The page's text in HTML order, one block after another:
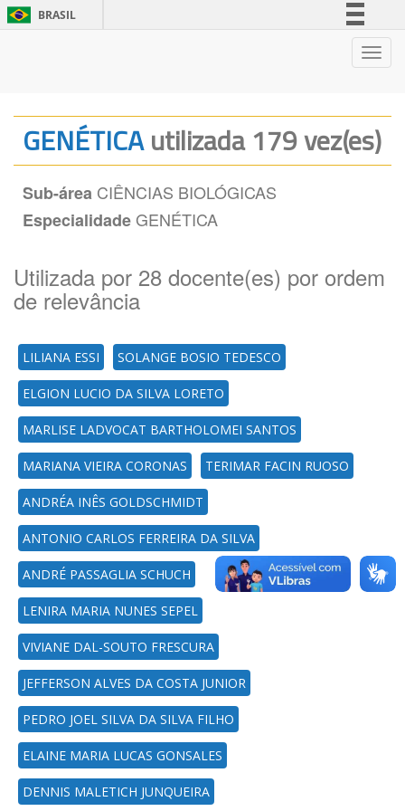
BRASIL
Legislação
GENÉTICAutilizada 179 vez(es)
Sub-área CIÊNCIAS BIOLÓGICAS
EspecialidadeGENÉTICA
Utilizada por 28 docente(es) por ordem
de relevância
LILIANA ESSI SOLANGE BOSIO TEDESCO
ELGION LUCIO DA SILVA LORETO
MARLISE LADVOCAT BARTHOLOMEI SANTOS
MARIANA VIEIRA CORONAS TERIMAR FACIN RUOSO
ANDRÉA INÊS GOLDSCHMIDT
ANTONIO CARLOS FERREIRA DA SILVA
ANDRÉ PASSAGLIA SCHUCH
LENIRA MARIA NUNES SEPEL
VIVIANE DAL-SOUTO FRESCURA
JEFFERSON ALVES DA COSTA JUNIOR
PEDRO JOEL SILVA DA SILVA FILHO
ELAINE MARIA LUCAS GONSALES
DENNIS MALETICH JUNQUEIRA